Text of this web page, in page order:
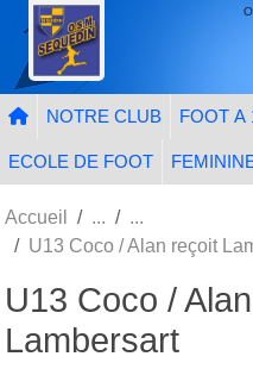
NOTRE CLUB FOOT A
ECOLE DE FOOT
Accueil
U13 Coco / Alan reçoit
U13 Coco /
Lambersart
Panneau de gestion des